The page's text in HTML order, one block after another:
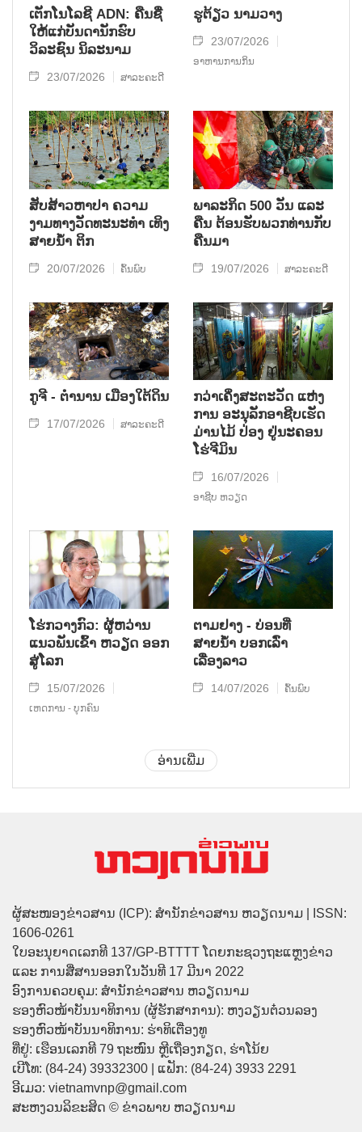
ເຕັກໂນໂລຊີ ADN: ຄືນຊື່
ໃຫ້ແກ່ບັນດານັກຮົບ
ວິລະຊົນ ນິລະນາມ
23/07/2026 ສາລະຄະດີ
ຮູຕ້ຽວ ນາມວາງ
23/07/2026
ອາຫານການກິນ
ສັບສ້າວຫາປາ ຄວາມ
ງາມທາງວັດທະນະທໍາ ເທິງ
ສາຍນໍ້າ ຕິກ
20/07/2026 ຄົ້ນພົບ
ພາລະກິດ 500 ວັນ ແລະ
ຄືນ ຕ້ອນຮັບພວກທ່ານກັບ
ຄືນມາ
19/07/2026 ສາລະຄະດີ
ກູຈີ - ຕໍານານ ເມືອງໃຕ້ດິນ
17/07/2026 ສາລະຄະດີ
ກວ່າເຄິ່ງສະຕະວັດ ແຫ່ງ
ການ ອະນຸລັກອາຊີບເຮັດ
ມ່ານໄມ້ ປ່ອງ ຢູ່ນະຄອນ
ໂຮ່ຈີມິນ
16/07/2026
ອາຊີບ ຫວຽດ
ໂຮ່ກວາງກົວ: ຜູ້ຫວ່ານ
ແນວພັນເຂົ້າ ຫວຽດ ອອກ
ສູ່ໂລກ
15/07/2026
ເຫດການ - ບຸກຄົນ
ຕາມຢາງ - ບ່ອນທ່ີ
ສາຍນໍ້າ ບອກເລົ່າ
ເລື່ອງລາວ
14/07/2026 ຄົ້ນພົບ
ອ່ານເພີ່ມ
ຜູ້ສະໜອງຂ່າວສານ (ICP): ສຳນັກຂ່າວສານ ຫວຽດນາມ | ISSN:
1606-0261
ໃບອະນຸຍາດເລກທີ 137/GP-BTTTT ໂດຍກະຊວງຖະແຫຼງຂ່າວ
ແລະ ການສື່ສານອອກໃນວັນທີ 17 ມີນາ 2022
ອົງການຄວບຄຸມ: ສຳນັກຂ່າວສານ ຫວຽດນາມ
ຮອງຫົວໜ້າບັນນາທິການ (ຜູ້ຮັກສາການ): ຫງວຽນຕ໋ວນລອງ
ຮອງຫົວໜ້າບັນນາທິການ: ຮ່າທິເຕື່ອງທູ
ທີ່ຢູ່: ເຮືອນເລກທີ 79 ຖະໜົນ ຫຼີເຖື່ອງກຽດ, ຮ່າໂນ້ຍ
ເບີໂທ: (84-24) 39332300 | ແຟັກ: (84-24) 3933 2291
ອີເມວ: vietnamvnp@gmail.com
ສະຫງວນລິຂະສິດ © ຂ່າວພາບ ຫວຽດນາມ